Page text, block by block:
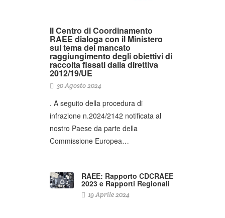
Il Centro di Coordinamento
RAEE dialoga con il Ministero
sul tema del mancato
raggiungimento degli obiettivi di
raccolta fissati dalla direttiva
2012/19/UE
30 Agosto 2024
. A seguito della procedura di
infrazione n.2024/2142 notificata al
nostro Paese da parte della
Commissione Europea…
RAEE: Rapporto CDCRAEE
2023 e Rapporti Regionali
19 Aprile 2024